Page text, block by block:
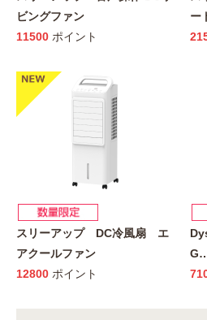
ビングファン
11500 ポイント
ー
スリーアップ DC冷風扇 エ
アクールファン
12800 ポイント
G